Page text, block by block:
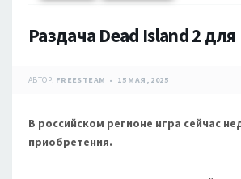
Раздача Dead Island 2 для
АВТОР: FREESTEAM 15 МАЯ, 2025
В российском регионе игра сейчас
приобретения.